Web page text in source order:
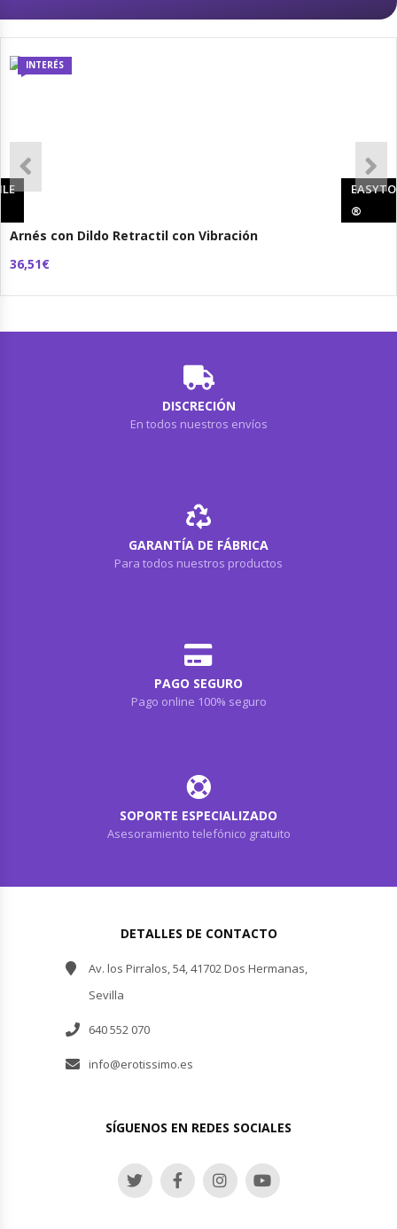
INTERÉS
Arnés con Dildo Retractil con Vibración
36,51€
®
DISCRECIÓN
En todos nuestros envíos
GARANTÍA DE FÁBRICA
Para todos nuestros productos
PAGO SEGURO
Pago online 100% seguro
SOPORTE ESPECIALIZADO
Asesoramiento telefónico gratuito
DETALLES DE CONTACTO
Av. los Pirralos, 54, 41702 Dos Hermanas,
Sevilla
640 552 070
info@erotissimo.es
SÍGUENOS EN REDES SOCIALES